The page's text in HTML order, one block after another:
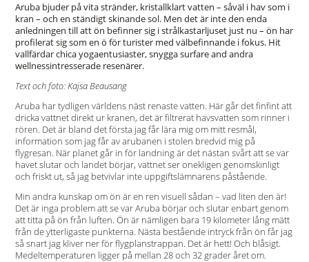
Aruba bjuder på vita stränder, kristallklart vatten – såväl i hav som i
kran – och en ständigt skinande sol. Men det är inte den enda
anledningen till att ön befinner sig i strålkastarljuset just nu – ön har
profilerat sig som en ö för turister med välbefinnande i fokus. Hit
vallfärdar chica yogaentusiaster, snygga surfare and andra
wellnessintresserade resenärer.
Text och foto: Kajsa Beausang
Aruba har tydligen världens näst renaste vatten. Här går det finfint att
dricka vattnet direkt ur kranen, det är filtrerat havsvatten som rinner i
rören. Det är bland det första jag får lära mig om mitt resmål,
information som jag får av arubanen i stolen bredvid mig på
flygresan. När planet går in för landning är det nästan svårt att se var
havet slutar och landet börjar, vattnet ser onekligen genomskinligt
och friskt ut, så jag betvivlar inte uppgiftslämnarens påstående.
Min andra kunskap om ön är en ren visuell sådan – vad liten den är!
Det är inga problem att se var Aruba börjar och slutar enbart genom
att titta på ön från luften. Ön är nämligen bara 19 kilometer lång mätt
från de ytterligaste punkterna. Nästa bestående intryck från ön får jag
så snart jag kliver ner för flygplanstrappan. Det är hett! Och blåsigt.
Medeltemperaturen ligger på mellan 28 och 32 grader året om.